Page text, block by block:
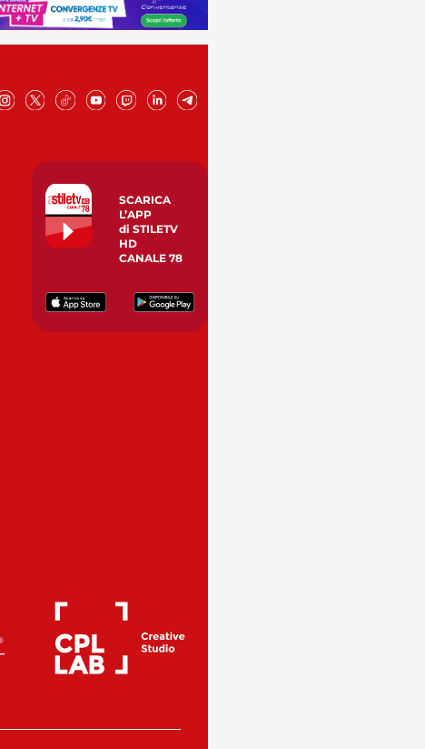
SCARICA
L’APP
di STILETV
HD
CANALE 78